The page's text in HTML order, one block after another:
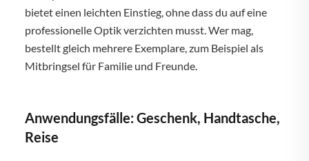
bietet einen leichten Einstieg, ohne dass du auf eine
professionelle Optik verzichten musst. Wer mag,
bestellt gleich mehrere Exemplare, zum Beispiel als
Mitbringsel für Familie und Freunde.
Anwendungsfälle: Geschenk, Handtasche,
Reise